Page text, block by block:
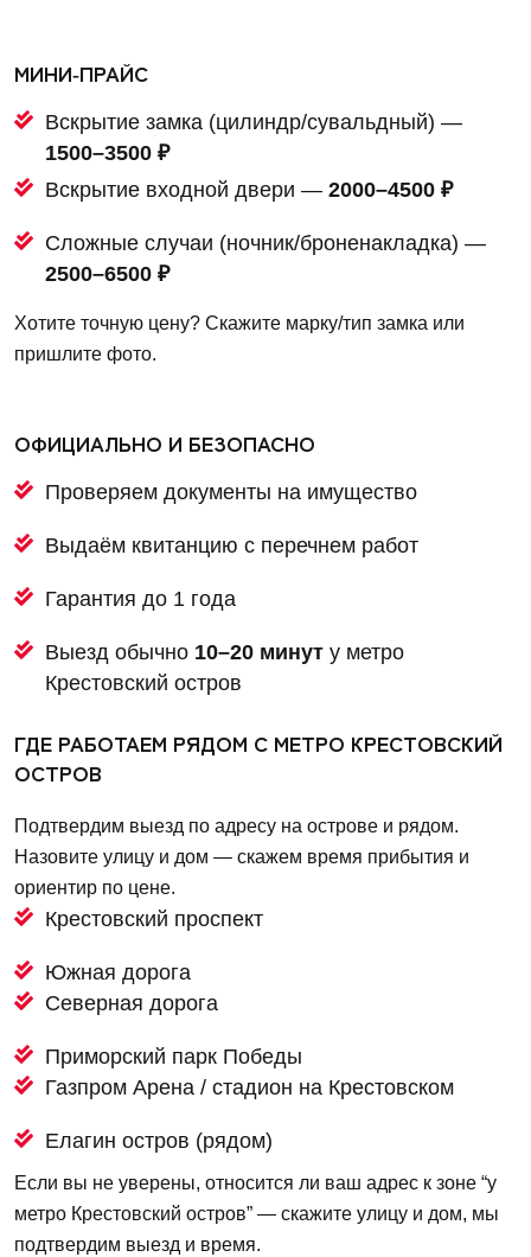
МИНИ‑ПРАЙС
Вскрытие замка (цилиндр/сувальдный) —
1500–3500 ₽
Вскрытие входной двери — 2000–4500 ₽
Сложные случаи (ночник/броненакладка) —
2500–6500 ₽
Хотите точную цену? Скажите марку/тип замка или
пришлите фото.
ОФИЦИАЛЬНО И БЕЗОПАСНО
Проверяем документы на имущество
Выдаём квитанцию с перечнем работ
Гарантия до 1 года
Выезд обычно 10–20 минут у метро
Крестовский остров
ГДЕ РАБОТАЕМ РЯДОМ С МЕТРО КРЕСТОВСКИЙ
ОСТРОВ
Подтвердим выезд по адресу на острове и рядом.
Назовите улицу и дом — скажем время прибытия и
ориентир по цене.
Крестовский проспект
Южная дорога
Северная дорога
Приморский парк Победы
Газпром Арена / стадион на Крестовском
Елагин остров (рядом)
Если вы не уверены, относится ли ваш адрес к зоне “у
метро Крестовский остров” — скажите улицу и дом, мы
подтвердим выезд и время.